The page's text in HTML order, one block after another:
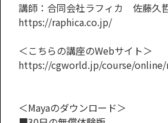
講師：合同会社ラフィカ 佐藤久
https://raphica.co.jp/
＜こちらの講座のWebサイト＞
https://cgworld.jp/course/online/
＜Mayaのダウンロード＞